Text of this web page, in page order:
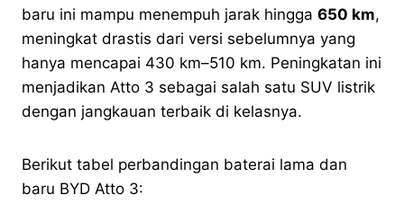
baru ini mampu menempuh jarak hingga 650 km,
meningkat drastis dari versi sebelumnya yang
hanya mencapai 430 km–510 km. Peningkatan ini
menjadikan Atto 3 sebagai salah satu SUV listrik
dengan jangkauan terbaik di kelasnya.
Berikut tabel perbandingan baterai lama dan
baru BYD Atto 3: